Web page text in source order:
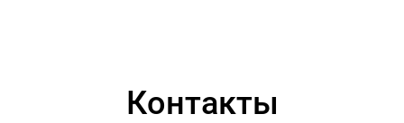
Контакты